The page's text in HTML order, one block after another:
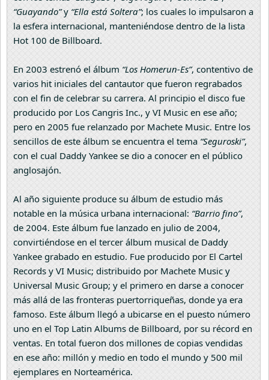
“Guayando”y “Ella está Soltera”; los cuales lo impulsaron a
la esfera internacional, manteniéndose dentro de la lista
Hot 100 de Billboard.
En 2003 estrenó el álbum “Los Homerun-Es”, contentivo de
varios hit iniciales del cantautor que fueron regrabados
con el fin de celebrar su carrera. Al principio el disco fue
producido por Los Cangris Inc., y VI Music en ese año;
pero en 2005 fue relanzado por Machete Music. Entre los
sencillos de este álbum se encuentra el tema “Seguroski”,
con el cual Daddy Yankee se dio a conocer en el público
anglosajón.
Al año siguiente produce su álbum de estudio más
notable en la música urbana internacional: “Barrio fino”,
de 2004. Este álbum fue lanzado en julio de 2004,
convirtiéndose en el tercer álbum musical de Daddy
Yankee grabado en estudio. Fue producido por El Cartel
Records y VI Music; distribuido por Machete Music y
Universal Music Group; y el primero en darse a conocer
más allá de las fronteras puertorriqueñas, donde ya era
famoso. Este álbum llegó a ubicarse en el puesto número
uno en el Top Latin Albums de Billboard, por su récord en
ventas. En total fueron dos millones de copias vendidas
en ese año: millón y medio en todo el mundo y 500 mil
ejemplares en Norteamérica.